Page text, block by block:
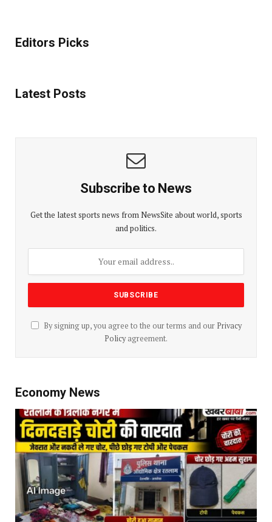
Editors Picks
Latest Posts
Subscribe to News
Get the latest sports news from NewsSite about world, sports
and politics.
By signing up, you agree to the our terms and our Privacy
Policyagreement.
Economy News